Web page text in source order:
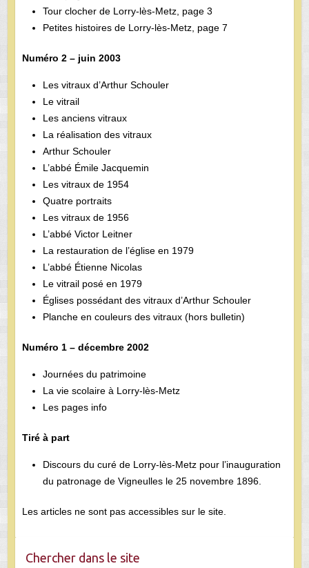
Tour clocher de Lorry-lès-Metz, page 3
Petites histoires de Lorry-lès-Metz, page 7
Numéro 2 – juin 2003
Les vitraux d’Arthur Schouler
Le vitrail
Les anciens vitraux
La réalisation des vitraux
Arthur Schouler
L’abbé Émile Jacquemin
Les vitraux de 1954
Quatre portraits
Les vitraux de 1956
L’abbé Victor Leitner
La restauration de l’église en 1979
L’abbé Étienne Nicolas
Le vitrail posé en 1979
Églises possédant des vitraux d’Arthur Schouler
Planche en couleurs des vitraux (hors bulletin)
Numéro 1 – décembre 2002
Journées du patrimoine
La vie scolaire à Lorry-lès-Metz
Les pages info
Tiré à part
Discours du curé de Lorry-lès-Metz pour l’inauguration
du patronage de Vigneulles le 25 novembre 1896.
Les articles ne sont pas accessibles sur le site.
Chercher dans le site